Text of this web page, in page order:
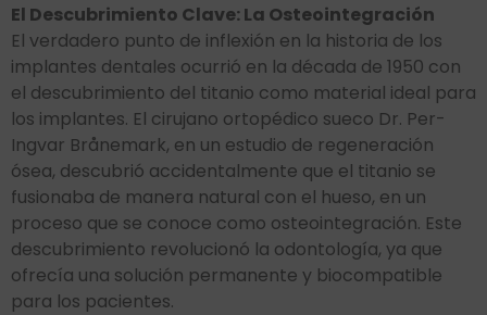
El Descubrimiento Clave: La Osteointegración
El verdadero punto de inflexión en la historia de los
implantes dentales ocurrió en la década de 1950 con
el descubrimiento del titanio como material ideal para
los implantes. El cirujano ortopédico sueco Dr. Per-
Ingvar Brånemark, en un estudio de regeneración
ósea, descubrió accidentalmente que el titanio se
fusionaba de manera natural con el hueso, en un
proceso que se conoce como osteointegración. Este
descubrimiento revolucionó la odontología, ya que
ofrecía una solución permanente y biocompatible
para los pacientes.